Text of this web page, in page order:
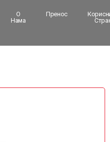
О
Нама
Пренос